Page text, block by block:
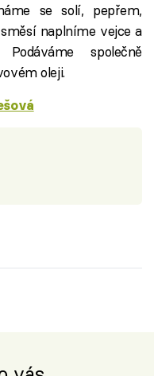
se solí, pepřem,
naplníme vejce a
společně
oleji.